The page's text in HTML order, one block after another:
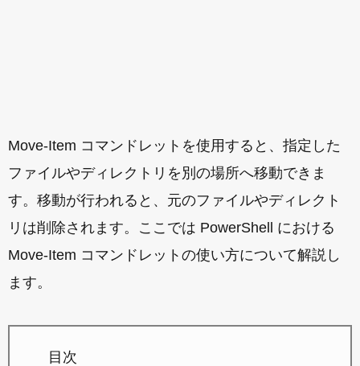
Move-Item コマンドレットを使用すると、指定した
ファイルやディレクトリを別の場所へ移動できま
す。移動が行われると、元のファイルやディレクト
リは削除されます。ここでは PowerShell における
Move-Item コマンドレットの使い方について解説し
ます。
目次